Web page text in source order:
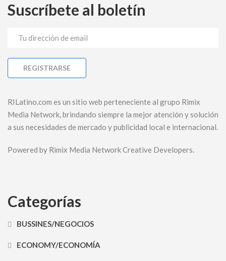
Suscríbete al boletín
RILatino.com es un sitio web perteneciente al grupo Rimix
Media Network, brindando siempre la mejor atención y solución
a sus necesidades de mercado y publicidad local e internacional.
Powered by Rimix Media Network Creative Developers.
Categorías
BUSSINES/NEGOCIOS
ECONOMY/ECONOMÍA